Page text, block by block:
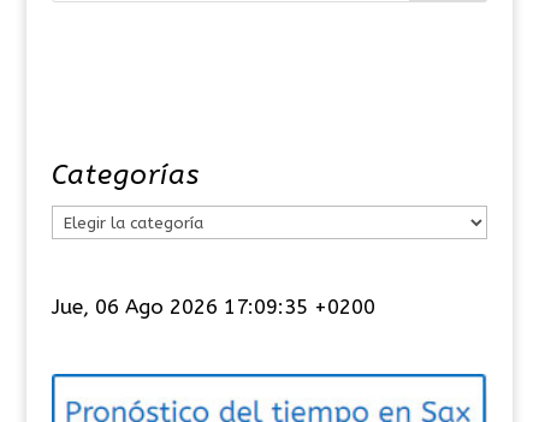
Categorías
e
o
Jue, 06 Ago 2026 17:09:35 +0200